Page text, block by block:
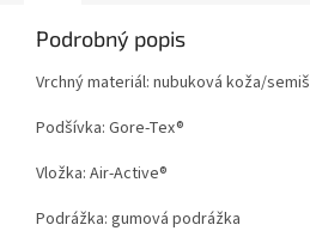
Podrobný popis
Vrchný materiál: nubuková koža/semiš
Podšívka: Gore-Tex®
Vložka: Air-Active®
Podrážka: gumová podrážka